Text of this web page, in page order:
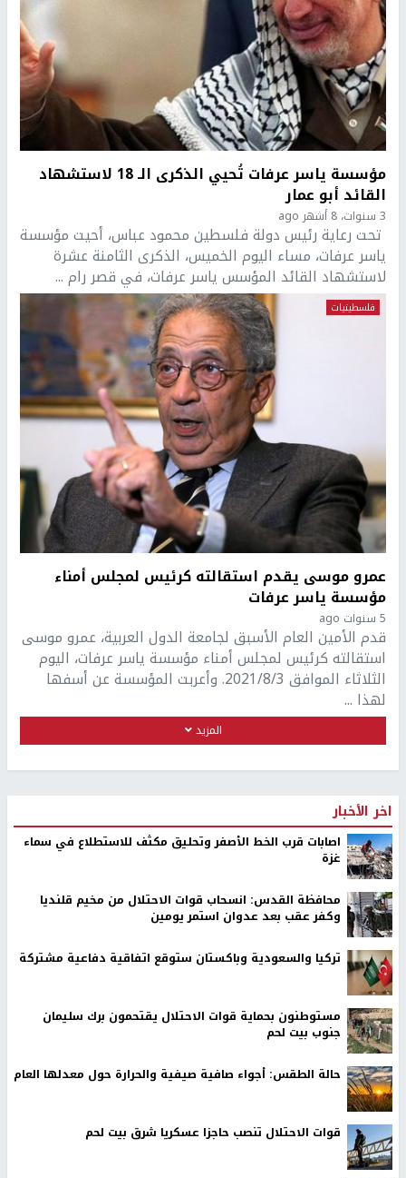
مؤسسة ياسر عرفات تُحيي الذكرى الـ 18 لاستشهاد
القائد أبو عمار
3 سنوات، 8 أشهر ago
تحت رعاية رئيس دولة فلسطين محمود عباس، أحيت مؤسسة
ياسر عرفات، مساء اليوم الخميس، الذكرى الثامنة عشرة
لاستشهاد القائد المؤسس ياسر عرفات، في قصر رام ...
فلسطينيات
عمرو موسى يقدم استقالته كرئيس لمجلس أمناء
مؤسسة ياسر عرفات
5 سنوات ago
قدم الأمين العام الأسبق لجامعة الدول العربية، عمرو موسى
استقالته كرئيس لمجلس أمناء مؤسسة ياسر عرفات، اليوم
الثلاثاء الموافق 2021/8/3. وأعربت المؤسسة عن أسفها
لهذا ...
المزيد
اخر الأخبار
اصابات قرب الخط الأصفر وتحليق مكثف للاستطلاع في سماء
غزة
محافظة القدس: انسحاب قوات الاحتلال من مخيم قلنديا
وكفر عقب بعد عدوان استمر يومين
تركيا والسعودية وباكستان ستوقع اتفاقية دفاعية مشتركة
مستوطنون بحماية قوات الاحتلال يقتحمون برك سليمان
جنوب بيت لحم
حالة الطقس: أجواء صافية صيفية والحرارة حول معدلها العام
قوات الاحتلال تنصب حاجزا عسكريا شرق بيت لحم